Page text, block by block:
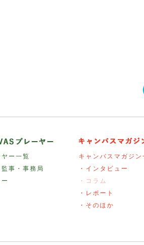
ー一覧
事・事務局
キャンバスマガジン
・インタビュー
・コラム
・レポート
・そのほか